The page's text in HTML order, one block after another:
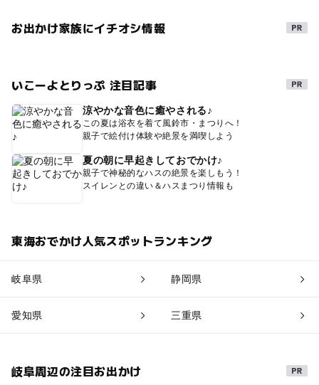
お出かけ家族にイチオシ情報
いこーよとりっぷ 注目記事
涼やかな音色に癒やされる♪
この夏は浴衣を着て風鈴市・まつりへ！
親子で絵付け体験や絶景を満喫しよう
夏の朝に早起きしておでかけ♪
親子で神秘的なハスの絶景を楽しもう！
スイレンとの違い＆ハスまつり情報も
東海おでかけ人気スポットランキング
岐阜県 静岡県
愛知県 三重県
岐阜周辺の注目お出かけ